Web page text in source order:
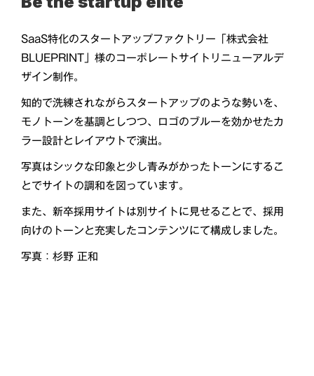
SaaS特化のスタートアップファクトリー「株式会社
BLUEPRINT」様のコーポレートサイトリニューアルデ
ザイン制作。
知的で洗練されながらスタートアップのような勢いを、
モノトーンを基調としつつ、ロゴのブルーを効かせたカ
ラー設計とレイアウトで演出。
写真はシックな印象と少し青みがかったトーンにするこ
とでサイトの調和を図っています。
また、新卒採用サイトは別サイトに見せることで、採用
向けのトーンと充実したコンテンツにて構成しました。
写真：杉野 正和